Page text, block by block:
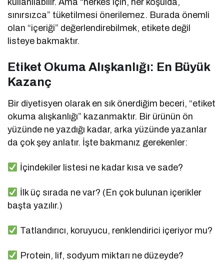
sınırsızca” tüketilmesi önerilemez. Burada önemli
olan “içeriği” değerlendirebilmek, etikete değil
listeye bakmaktır.
Etiket Okuma Alışkanlığı: En Büyük
Kazanç
Bir diyetisyen olarak en sık önerdiğim beceri, “etiket
okuma alışkanlığı” kazanmaktır. Bir ürünün ön
yüzünde ne yazdığı kadar, arka yüzünde yazanlar
da çok şey anlatır. İşte bakmanız gerekenler:
İçindekiler listesi ne kadar kısa ve sade?
İlk üç sırada ne var? (En çok bulunan içerikler
başta yazılır.)
Tatlandırıcı, koruyucu, renklendirici içeriyor mu?
Protein, lif, sodyum miktarı ne düzeyde?